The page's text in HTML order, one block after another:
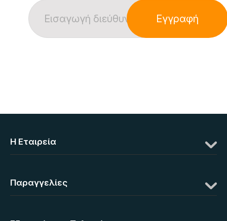
Εγγραφή
Η Eταιρεία
Παραγγελίες